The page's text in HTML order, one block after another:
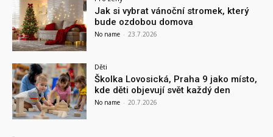
Jak si vybrat vánoční stromek, který
bude ozdobou domova
No name - 23.7.2026
Děti
Školka Lovosická, Praha 9 jako místo,
kde děti objevují svět každý den
No name - 20.7.2026